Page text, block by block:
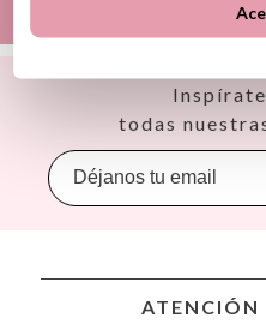
LAS
Así
Banwood
BIBS
todas
ATENCIÓN